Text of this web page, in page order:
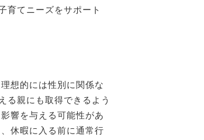
育てニーズをサポート
想的には性別に関係な
る親にも取得できるよう
響を与える可能性があ
休暇に入る前に通常行